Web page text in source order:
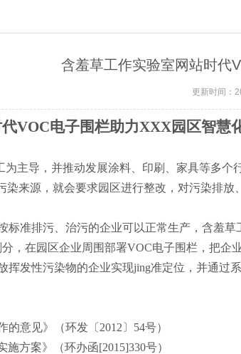
含羞草工作实验室网站时代
更新时间
VOC电子围栏助力XXX园区智慧
主导，并推动发展涂料、印刷、家具等
染来源，就会要求园区进行整改，对污染排
按标准排污、治污的企业可以正常生产，
，在园区企业周围部署VOC电子围栏，把企
放挥发性污染物的企业实现jing准定位，并通
的意见》（环发〔 2012 〕 54号）
施方案》（环办函[2015]330号）